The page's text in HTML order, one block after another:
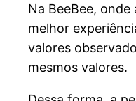
Na BeeBee,
melhor
valores
mesmos valores.